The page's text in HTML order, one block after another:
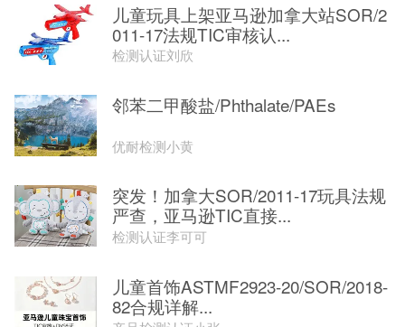
儿童玩具上架亚马逊加拿大站SOR/2
011-17法规TIC审核认...
检测认证刘欣
邻苯二甲酸盐/Phthalate/PAEs
优耐检测小黄
突发！加拿大SOR/2011-17玩具法规
严查，亚马逊TIC直接...
检测认证李可可
儿童首饰ASTMF2923-20/SOR/2018-
82合规详解...